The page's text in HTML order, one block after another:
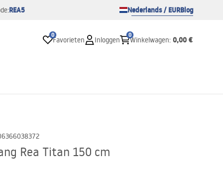
REA5 Nederlands / EURBlog
0
Favorieten Inloggen
0
Winkelwagen: 0,00 €
Rea Titan 150 cm